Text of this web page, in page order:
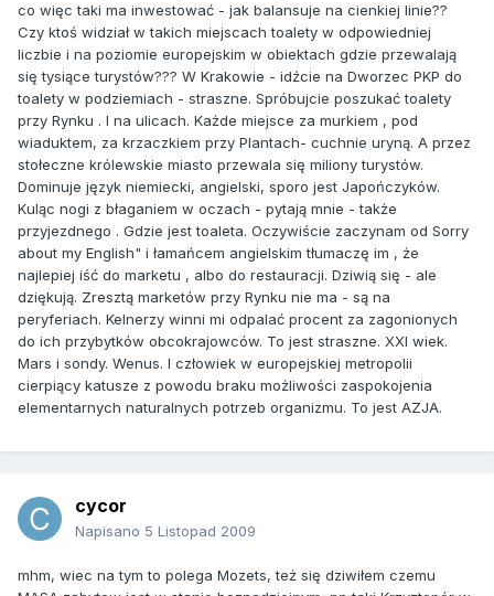
co więc taki ma inwestować - jak balansuje na cienkiej linie??
Czy ktoś widział w takich miejscach toalety w odpowiedniej
liczbie i na poziomie europejskim w obiektach gdzie przewalają
się tysiące turystów??? W Krakowie - idźcie na Dworzec PKP do
toalety w podziemiach - straszne. Spróbujcie poszukać toalety
przy Rynku . I na ulicach. Każde miejsce za murkiem , pod
wiaduktem, za krzaczkiem przy Plantach- cuchnie uryną. A przez
stołeczne królewskie miasto przewala się miliony turystów.
Dominuje język niemiecki, angielski, sporo jest Japończyków.
Kuląc nogi z błaganiem w oczach - pytają mnie - także
przyjezdnego . Gdzie jest toaleta. Oczywiście zaczynam od Sorry
about my English" i łamańcem angielskim tłumaczę im , że
najlepiej iść do marketu , albo do restauracji. Dziwią się - ale
dziękują. Zresztą marketów przy Rynku nie ma - są na
peryferiach. Kelnerzy winni mi odpalać procent za zagonionych
do ich przybytków obcokrajowców. To jest straszne. XXI wiek.
Mars i sondy. Wenus. I człowiek w europejskiej metropolii
cierpiący katusze z powodu braku możliwości zaspokojenia
elementarnych naturalnych potrzeb organizmu. To jest AZJA.
cycor
Napisano 5 Listopad 2009
mhm, wiec na tym to polega Mozets, też się dziwiłem czemu